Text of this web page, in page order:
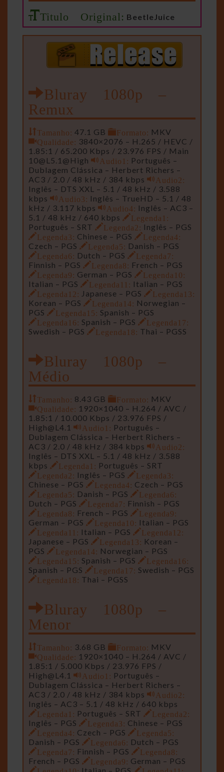
Titulo Original: BeetleJuice
Bluray 1080p –
Remux
Tamanho: 47.1 GB Formato: MKV
Qualidade: 3840×2076 – H.265 / HEVC /
1.85:1 / 65.200 Kbps / 23.976 FPS / Main
10@L5.1 @High Audio1: Português –
Dublagem Clássica – Herbert Richers –
AC3 / 2.0 / 48 kHz / 384 kbps
Audio2:
Inglês – DTS XXL – 5.1 / 48 kHz / 3.588
kbps
Audio3: Inglês – TrueHD – 5.1 / 48
kHz / 3.117 kbps
Audio4: Inglês – AC3 –
5.1 / 48 kHz / 640 kbps
Legenda1:
Português – SRT
Legenda2: Inglês – PGS
Legenda3: Chinese – PGS
Legenda4:
Czech – PGS
Legenda5: Danish – PGS
Legenda6: Dutch – PGS
Legenda7:
Finnish – PGS
Legenda8: French – PGS
Legenda9: German – PGS
Legenda10:
Italian – PGS
Legenda11: Italian – PGS
Legenda12: Japanese – PGS
Legenda13:
Korean – PGS
Legenda14: Norwegian –
PGS
Legenda15: Spanish – PGS
Legenda16: Spanish – PGS
Legenda17:
Swedish – PGS
Legenda18: Thai – PGSS
Bluray 1080p –
Médio
Tamanho: 8.43 GB Formato: MKV
Qualidade: 1920×1040 – H.264 / AVC /
1.85:1 / 10.000 Kbps / 23.976 FPS /
High@L4.1
Audio1: Português –
Dublagem Clássica – Herbert Richers –
AC3 / 2.0 / 48 kHz / 384 kbps
Audio2:
Inglês – DTS XXL – 5.1 / 48 kHz / 3.588
kbps
Legenda1: Português – SRT
Legenda2: Inglês – PGS
Legenda3:
Chinese – PGS
Legenda4: Czech – PGS
Legenda5: Danish – PGS
Legenda6:
Dutch – PGS
Legenda7: Finnish – PGS
Legenda8: French – PGS
Legenda9:
German – PGS
Legenda10: Italian – PGS
Legenda11: Italian – PGS
Legenda12:
Japanese – PGS
Legenda13: Korean –
PGS
Legenda14: Norwegian – PGS
Legenda15: Spanish – PGS
Legenda16:
Spanish – PGS
Legenda17: Swedish – PGS
Legenda18: Thai – PGSS
Bluray 1080p –
Menor
Tamanho: 3.68 GB Formato: MKV
Qualidade: 1920×1040 – H.264 / AVC /
1.85:1 / 5.000 Kbps / 23.976 FPS /
High@L4.1
Audio1: Português –
Dublagem Clássica – Herbert Richers –
AC3 / 2.0 / 48 kHz / 384 kbps
Audio2:
Inglês – AC3 – 5.1 / 48 kHz / 640 kbps
Legenda1: Português – SRT
Legenda2:
Inglês – PGS
Legenda3: Chinese – PGS
Legenda4: Czech – PGS
Legenda5:
Danish – PGS
Legenda6: Dutch – PGS
Legenda7: Finnish – PGS
Legenda8:
French – PGS
Legenda9: German – PGS
Legenda10: Italian – PGS Legenda11: